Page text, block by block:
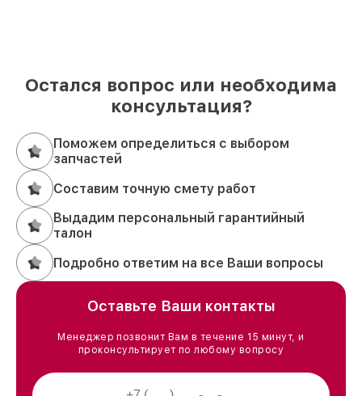
Остался вопрос или необходима
консультация?
Поможем определиться с выбором
запчастей
Составим точную смету работ
Выдадим персональный гарантийный
талон
Подробно ответим на все Ваши вопросы
Оставьте Ваши контакты
Менеджер позвонит Вам в течение 15 минут, и
проконсультирует по любому вопросу